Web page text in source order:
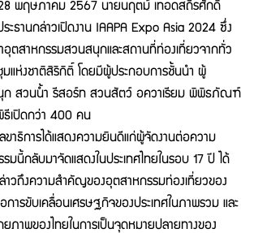
ภาคม 2567 นายนฤตม์ เทอดสถีรศักดิ์
ประธานกล่าวเปิดงาน IAAPA Expo Asia 2024 ซึ่ง
อุตสาหกรรมสวนสนุกและสถานที่ท่องเที่ยวจากทั่ว
แห่งชาติสิริกิติ์ โดยมีผู้ประกอบการชั้นนำ ผู้
ก สวนน้ำ รีสอร์ท สวนสัตว์ อควาเรียม พิพิธภัณฑ์
ธีเปิดกว่า 400 คน
รได้แสดงความยินดีแก่ผู้จัดงานต่อความ
รมนี้กลับมาจัดแสดงในประเทศไทยในรอบ 17 ปี ได้
ล่าวถึงความสำคัญของอุตสาหกรรมท่องเที่ยวของ
ารขับเคลื่อนเศรษฐกิจของประเทศในภาพรวม และ
ยภาพของไทยในการเป็นจุดหมายปลายทางของ